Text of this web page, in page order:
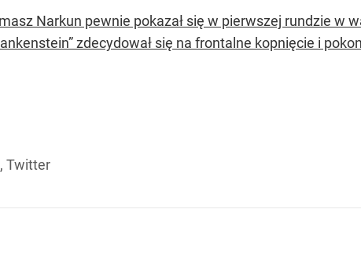
Narkun pewnie pokazał się w pierwszej rundzie w
zdecydował się na frontalne kopnięcie i
Twitter